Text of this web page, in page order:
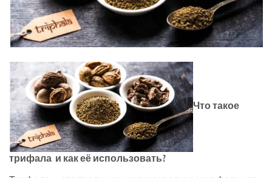
Что такое
трифала и как её использовать?